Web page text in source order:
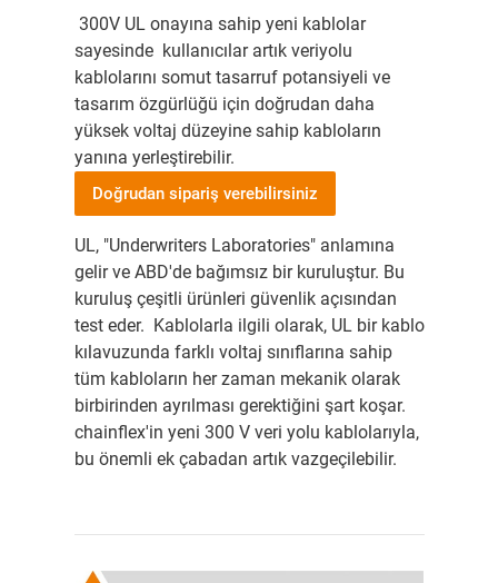
300V UL onayına sahip yeni kablolar
sayesinde kullanıcılar artık veriyolu
kablolarını somut tasarruf potansiyeli ve
tasarım özgürlüğü için doğrudan daha
yüksek voltaj düzeyine sahip kabloların
yanına yerleştirebilir.
Doğrudan sipariş verebilirsiniz
UL, "Underwriters Laboratories" anlamına
gelir ve ABD'de bağımsız bir kuruluştur. Bu
kuruluş çeşitli ürünleri güvenlik açısından
test eder. Kablolarla ilgili olarak, UL bir kablo
kılavuzunda farklı voltaj sınıflarına sahip
tüm kabloların her zaman mekanik olarak
birbirinden ayrılması gerektiğini şart koşar.
chainflex'in yeni 300 V veri yolu kablolarıyla,
bu önemli ek çabadan artık vazgeçilebilir.